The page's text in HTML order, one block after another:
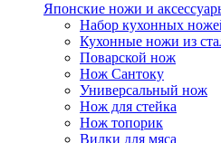
Японские ножи и
Набор кухонных
Кухонные ножи из
Поварской нож
Нож Сантоку
Универсальный нож
Нож для стейка
Нож топорик
Вилки для мяса